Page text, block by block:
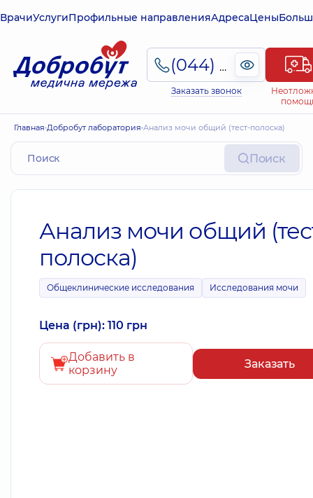
ВрачиУслугиПрофильные направленияАдресаЦены
(044) 495-2-888
Заказать звонок
Главная Добробут лаборатория Анализ мочи общий (тест-полоска)
Поиск
Анализ мочи общий
полоска)
Общеклинические исследования Исследования мочи
Цена (грн): 110 грн
Добавить в
корзину
Заказать